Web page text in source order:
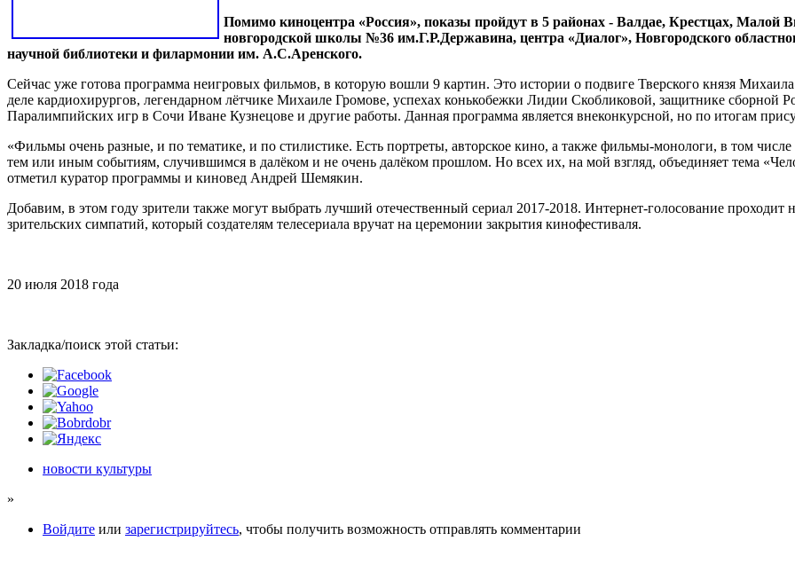
Помимо киноцентра «Россия», показы пройдут в 5 районах - Валдае, Крестцах, Малой
новгородской школы №36 им.Г.Р.Державина, центра «Диалог», Новгородского
научной библиотеки и филармонии им. А.С.Аренского.
Сейчас уже готова программа неигровых фильмов, в которую вошли 9 картин. Это истории о подвиге Тверского князя
деле кардиохирургов, легендарном лётчике Михаиле Громове, успехах конькобежки Лидии Скобликовой, защитнике сборной
Паралимпийских игр в Сочи Иване Кузнецове и другие работы. Данная программа является внеконкурсной, но по итогам
«Фильмы очень разные, и по тематике, и по стилистике. Есть портреты, авторское кино, а также фильмы-монологи, в том
тем или иным событиям, случившимся в далёком и не очень далёком прошлом. Но всех их, на мой взгляд, объединяет тема
отметил куратор программы и киновед Андрей Шемякин.
Добавим, в этом году зрители также могут выбрать лучший отечественный сериал 2017-2018. Интернет-голосование проходит
зрительских симпатий, который создателям телесериала вручат на церемонии закрытия кинофестиваля.
20 июля 2018 года
Закладка/поиск этой статьи:
новости культуры
»
Войдите или зарегистрируйтесь, чтобы получить возможность отправлять комментарии